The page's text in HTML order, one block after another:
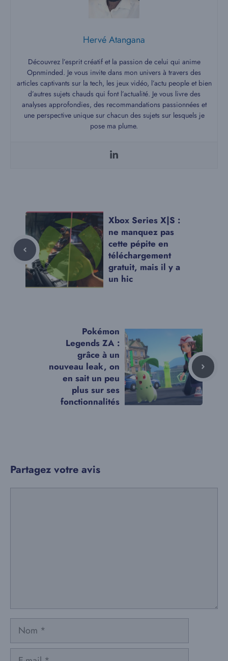
Hervé Atangana
Découvrez l’esprit créatif et la passion de celui qui anime
Opnminded. Je vous invite dans mon univers à travers des
articles captivants sur la tech, les jeux vidéo, l’actu people et bien
d’autres sujets chauds qui font l’actualité. Je vous livre des
analyses approfondies, des recommandations passionnées et
une perspective unique sur chacun des sujets sur lesquels je
pose ma plume.
Xbox Series X|S :
ne manquez pas
cette pépite en
téléchargement
gratuit, mais il y a
un hic
Pokémon
Legends ZA :
grâce à un
nouveau leak, on
en sait un peu
plus sur ses
fonctionnalités
Partagez votre avis
Nom